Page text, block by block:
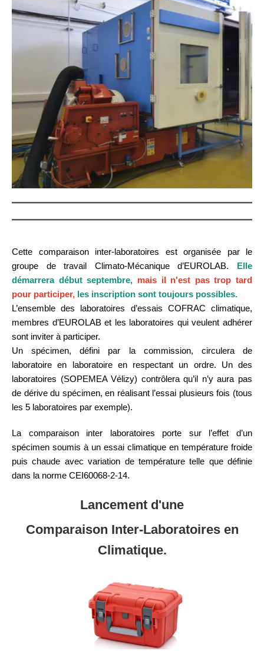
Cette comparaison inter-laboratoires est organisée par le
groupe de travail Climato-Mécanique d’EUROLAB. Elle
démarrera début septembre, mais il n'est pas trop tard
pour participer, les inscription sont toujours possibles.
L’ensemble des laboratoires d’essais COFRAC climatique,
membres d’EUROLAB et les laboratoires qui veulent adhérer
sont inviter à participer.
Un spécimen, défini par la commission, circulera de
laboratoire en laboratoire en respectant un ordre. Un des
laboratoires (SOPEMEA Vélizy) contrôlera qu’il n’y aura pas
de dérive du spécimen, en réalisant l’essai plusieurs fois (tous
les 5 laboratoires par exemple).
La comparaison inter laboratoires porte sur l’effet d’un
spécimen soumis à un essai climatique en température froide
puis chaude avec variation de température telle que définie
dans la norme CEI60068-2-14.
Lancement d'une
Comparaison Inter-Laboratoires en
Climatique.